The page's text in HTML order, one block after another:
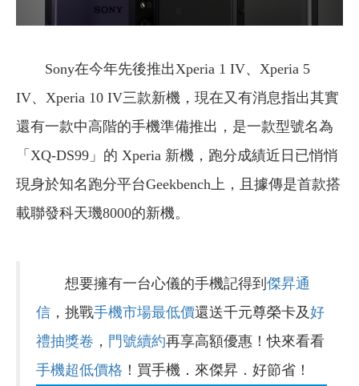
Sony在今年先後推出Xperia 1 IV、Xperia 5
IV、Xperia 10 IV三款新機，現在又有消息指出其實
還有一款中高階的手機準備推出，是一款型號名為
「XQ-DS99」的 Xperia 新機，跑分成績近日已悄悄
現身於知名跑分平台Geekbench上，且據傳是首款搭
載聯發科天璣8000的新機。
想要擁有一台心儀的手機記得到 傑昇通
信 ，挑戰手機市場最低價還送千元尊榮卡及好
禮抽獎卷 ， 門號續約再享高額優惠！快來看看
手機超低價格 ！買手機．來傑昇．好節省！